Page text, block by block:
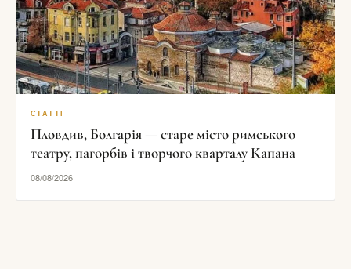
СТАТТІ
Пловдив, Болгарія — старе місто римського
театру, пагорбів і творчого кварталу Капана
08/08/2026